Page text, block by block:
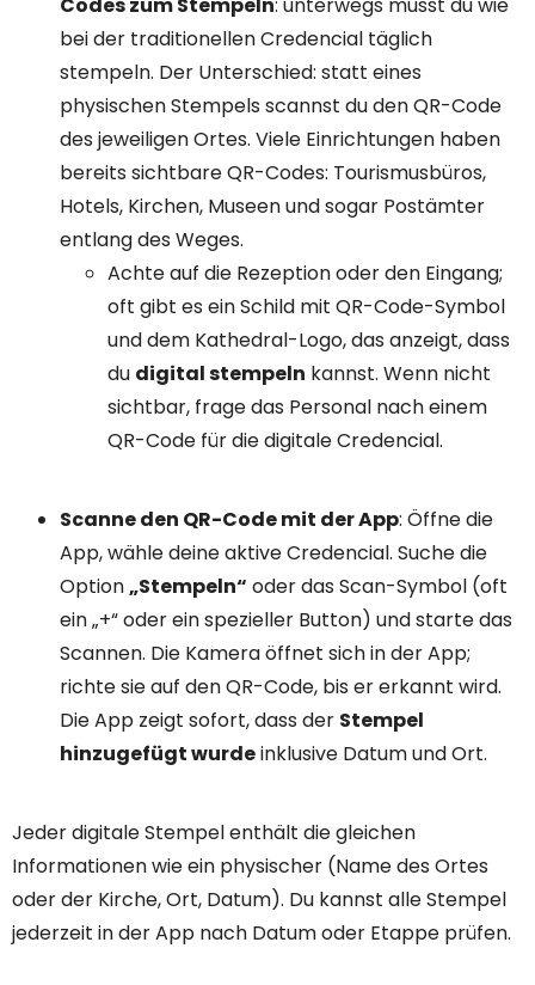
Codes zum Stempeln: unterwegs musst du wie
bei der traditionellen Credencial täglich
stempeln. Der Unterschied: statt eines
physischen Stempels scannst du den QR-Code
des jeweiligen Ortes. Viele Einrichtungen haben
bereits sichtbare QR-Codes: Tourismusbüros,
Hotels, Kirchen, Museen und sogar Postämter
entlang des Weges.
Achte auf die Rezeption oder den Eingang;
oft gibt es ein Schild mit QR-Code-Symbol
und dem Kathedral-Logo, das anzeigt, dass
du digital stempeln kannst. Wenn nicht
sichtbar, frage das Personal nach einem
QR-Code für die digitale Credencial.
Scanne den QR-Code mit der App: Öffne die
App, wähle deine aktive Credencial. Suche die
Option„Stempeln“ oder das Scan-Symbol (oft
ein „+“ oder ein spezieller Button) und starte das
Scannen. Die Kamera öffnet sich in der App;
richte sie auf den QR-Code, bis er erkannt wird.
Die App zeigt sofort, dass der Stempel
hinzugefügt wurdeinklusive Datum und Ort.
Jeder digitale Stempel enthält die gleichen
Informationen wie ein physischer (Name des Ortes
oder der Kirche, Ort, Datum). Du kannst alle Stempel
jederzeit in der App nach Datum oder Etappe prüfen.